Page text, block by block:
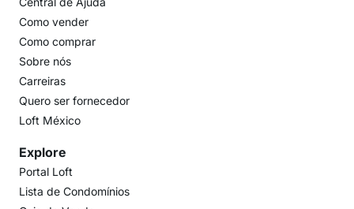
Como vender
Como comprar
Sobre nós
Carreiras
Quero ser fornecedor
Loft México
Explore
Portal Loft
Lista de Condomínios